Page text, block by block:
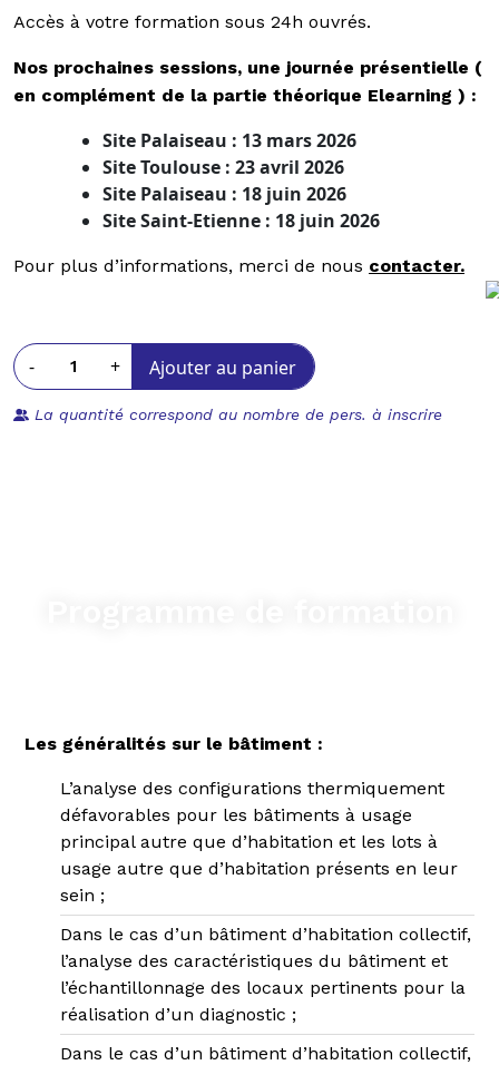
Accès à votre formation sous 24h ouvrés.
Nos prochaines sessions, une journée présentielle (
en complément de la partie théorique Elearning ) :
Site Palaiseau : 13 mars 2026
Site Toulouse : 23 avril 2026
Site Palaiseau : 18 juin 2026
Site Saint-Etienne : 18 juin 2026
Pour plus d’informations, merci de nous contacter.
- + Ajouter au panier
La quantité correspond au nombre de pers. à inscrire
Les généralités sur le bâtiment :
L’analyse des configurations thermiquement
défavorables pour les bâtiments à usage
principal autre que d’habitation et les lots à
usage autre que d’habitation présents en leur
sein ;
Dans le cas d’un bâtiment d’habitation collectif,
l’analyse des caractéristiques du bâtiment et
l’échantillonnage des locaux pertinents pour la
réalisation d’un diagnostic ;
Dans le cas d’un bâtiment d’habitation collectif,